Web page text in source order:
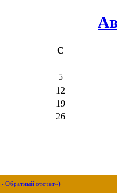
С
5
12
19
26
отсчёт»)